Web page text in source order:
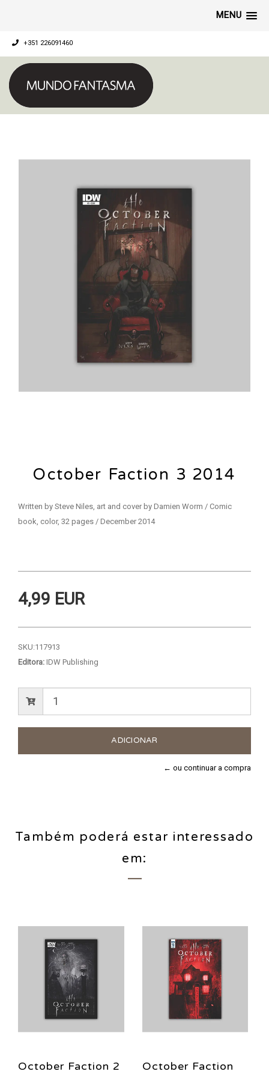
MENU
+351 226091460
October Faction 3 2014
Written by Steve Niles, art and cover by Damien Worm / Comic
book, color, 32 pages / December 2014
4,99 EUR
SKU:117913
Editora: IDW Publishing
← ou continuar a compra
Também poderá estar interessado
em:
October Faction 2
October Faction